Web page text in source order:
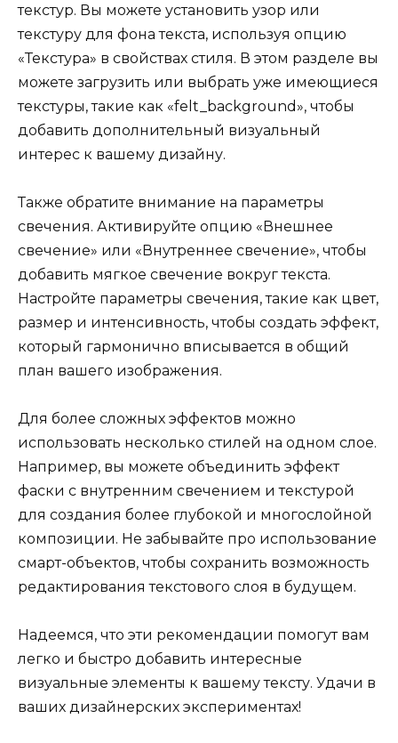
текстур. Вы можете установить узор или
текстуру для фона текста, используя опцию
«Текстура» в свойствах стиля. В этом разделе вы
можете загрузить или выбрать уже имеющиеся
текстуры, такие как «felt_background», чтобы
добавить дополнительный визуальный
интерес к вашему дизайну.
Также обратите внимание на параметры
свечения. Активируйте опцию «Внешнее
свечение» или «Внутреннее свечение», чтобы
добавить мягкое свечение вокруг текста.
Настройте параметры свечения, такие как цвет,
размер и интенсивность, чтобы создать эффект,
который гармонично вписывается в общий
план вашего изображения.
Для более сложных эффектов можно
использовать несколько стилей на одном слое.
Например, вы можете объединить эффект
фаски с внутренним свечением и текстурой
для создания более глубокой и многослойной
композиции. Не забывайте про использование
смарт-объектов, чтобы сохранить возможность
редактирования текстового слоя в будущем.
Надеемся, что эти рекомендации помогут вам
легко и быстро добавить интересные
визуальные элементы к вашему тексту. Удачи в
ваших дизайнерских экспериментах!